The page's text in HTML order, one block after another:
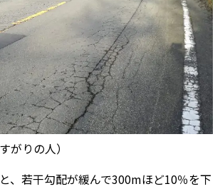
がりの人）
、若干勾配が緩んで300mほど10％を下